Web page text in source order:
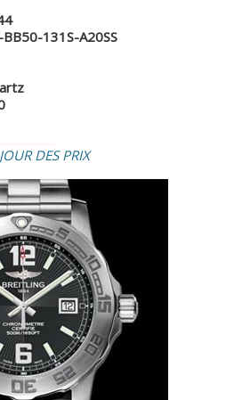
BB50-131S-A20SS
DES PRIX